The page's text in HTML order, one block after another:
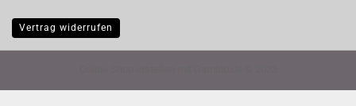
Vertrag widerrufen